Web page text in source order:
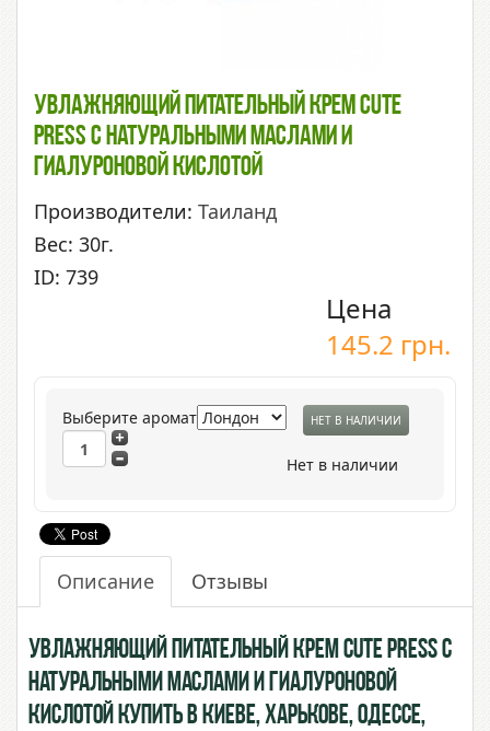
Увлажняющий Питательный Крем Cute
Press С Натуральными Маслами И
Гиалуроновой Кислотой
Производители: Таиланд
Вес: 30г.
ID: 739
Цена
145.2 грн.
Выберите аромат НЕТ В НАЛИЧИИ
Нет в наличии
Описание Отзывы
Увлажняющий питательный крем Cute Press с
натуральными маслами и Гиалуроновой
Кислотой купить в Киеве, Харькове, Одессе,